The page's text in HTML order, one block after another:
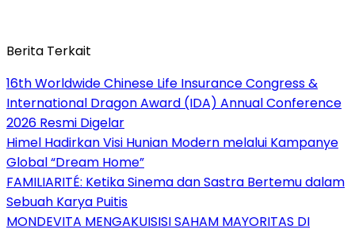
Berita Terkait
16th Worldwide Chinese Life Insurance Congress &
International Dragon Award (IDA) Annual Conference
2026 Resmi Digelar
Himel Hadirkan Visi Hunian Modern melalui Kampanye
Global “Dream Home”
FAMILIARITÉ: Ketika Sinema dan Sastra Bertemu dalam
Sebuah Karya Puitis
MONDEVITA MENGAKUISISI SAHAM MAYORITAS DI